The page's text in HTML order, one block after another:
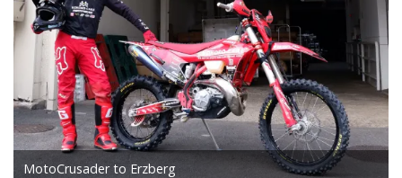
MotoCrusader to Erzberg